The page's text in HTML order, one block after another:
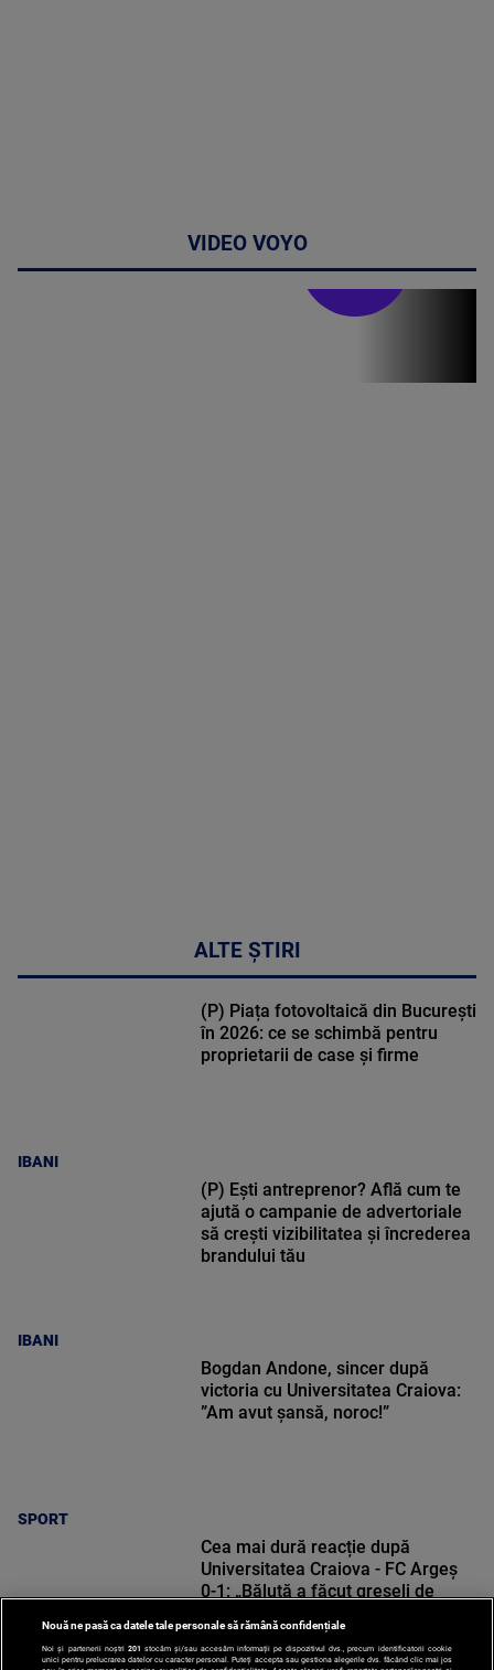
VIDEO VOYO
Stirile PRO TV
ALTE ȘTIRI
IBANI
(P) Piața fotovoltaică din București
în 2026: ce se schimbă pentru
proprietarii de case și firme
IBANI
(P) Ești antreprenor? Află cum te
ajută o campanie de advertoriale
să crești vizibilitatea și încrederea
brandului tău
SPORT
Bogdan Andone, sincer după
victoria cu Universitatea Craiova:
”Am avut șansă, noroc!”
Cea mai dură reacție după
Universitatea Craiova - FC Argeș
0-1: „Băluță a făcut greșeli de
Nouă ne pasă ca datele tale personale să rămână confidențiale
Noi și partenerii noștri 201 stocăm și/sau accesăm informații pe dispozitivul dvs., precum identificatorii cookie
unici pentru prelucrarea datelor cu caracter personal. Puteți accepta sau gestiona alegerile dvs. făcând clic mai jos